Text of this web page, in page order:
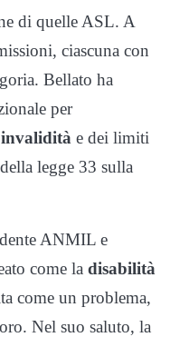
di quelle ASL. A
ciascuna con
Bellato ha
per
invalidità e dei limiti
legge 33 sulla
ANMIL e
come la disabilità
come un problema,
Nel suo saluto, la